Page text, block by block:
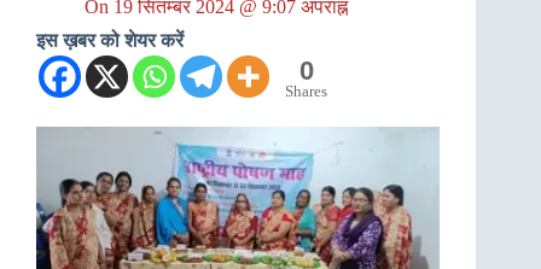
On 19 सितम्बर 2024 @ 9:07 अपराह्न
इस ख़बर को शेयर करें
0
Shares